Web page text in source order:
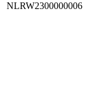
NLRW2300000006